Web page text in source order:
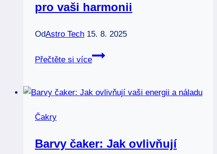
říkají
pro vaši harmonii
OdAstro Tech 15. 8. 2025
Přečtěte si více
Čakra
Jaký
harmonii
Čakry
Barvy čaker: Jak ovlivňují